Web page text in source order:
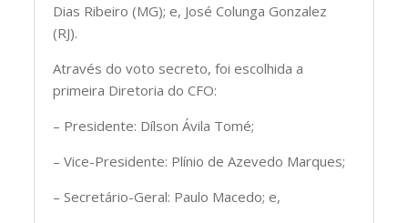
Dias Ribeiro (MG); e, José Colunga Gonzalez
(RJ).
Através do voto secreto, foi escolhida a
primeira Diretoria do CFO:
– Presidente: Dílson Ávila Tomé;
– Vice-Presidente: Plínio de Azevedo Marques;
– Secretário-Geral: Paulo Macedo; e,